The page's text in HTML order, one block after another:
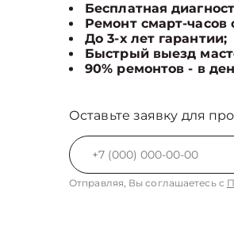
Бесплатная
Ремонт смарт-часов
До 3-х лет гарантии;
Быстрый выезд
90% ремонтов - в
Оставьте заявку для
Отправляя, Вы соглашаетесь с